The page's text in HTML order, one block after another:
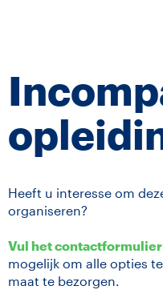
Heeft u interesse om
organiseren?
Vul het
mogelijk om alle opties
maat te bezorgen.